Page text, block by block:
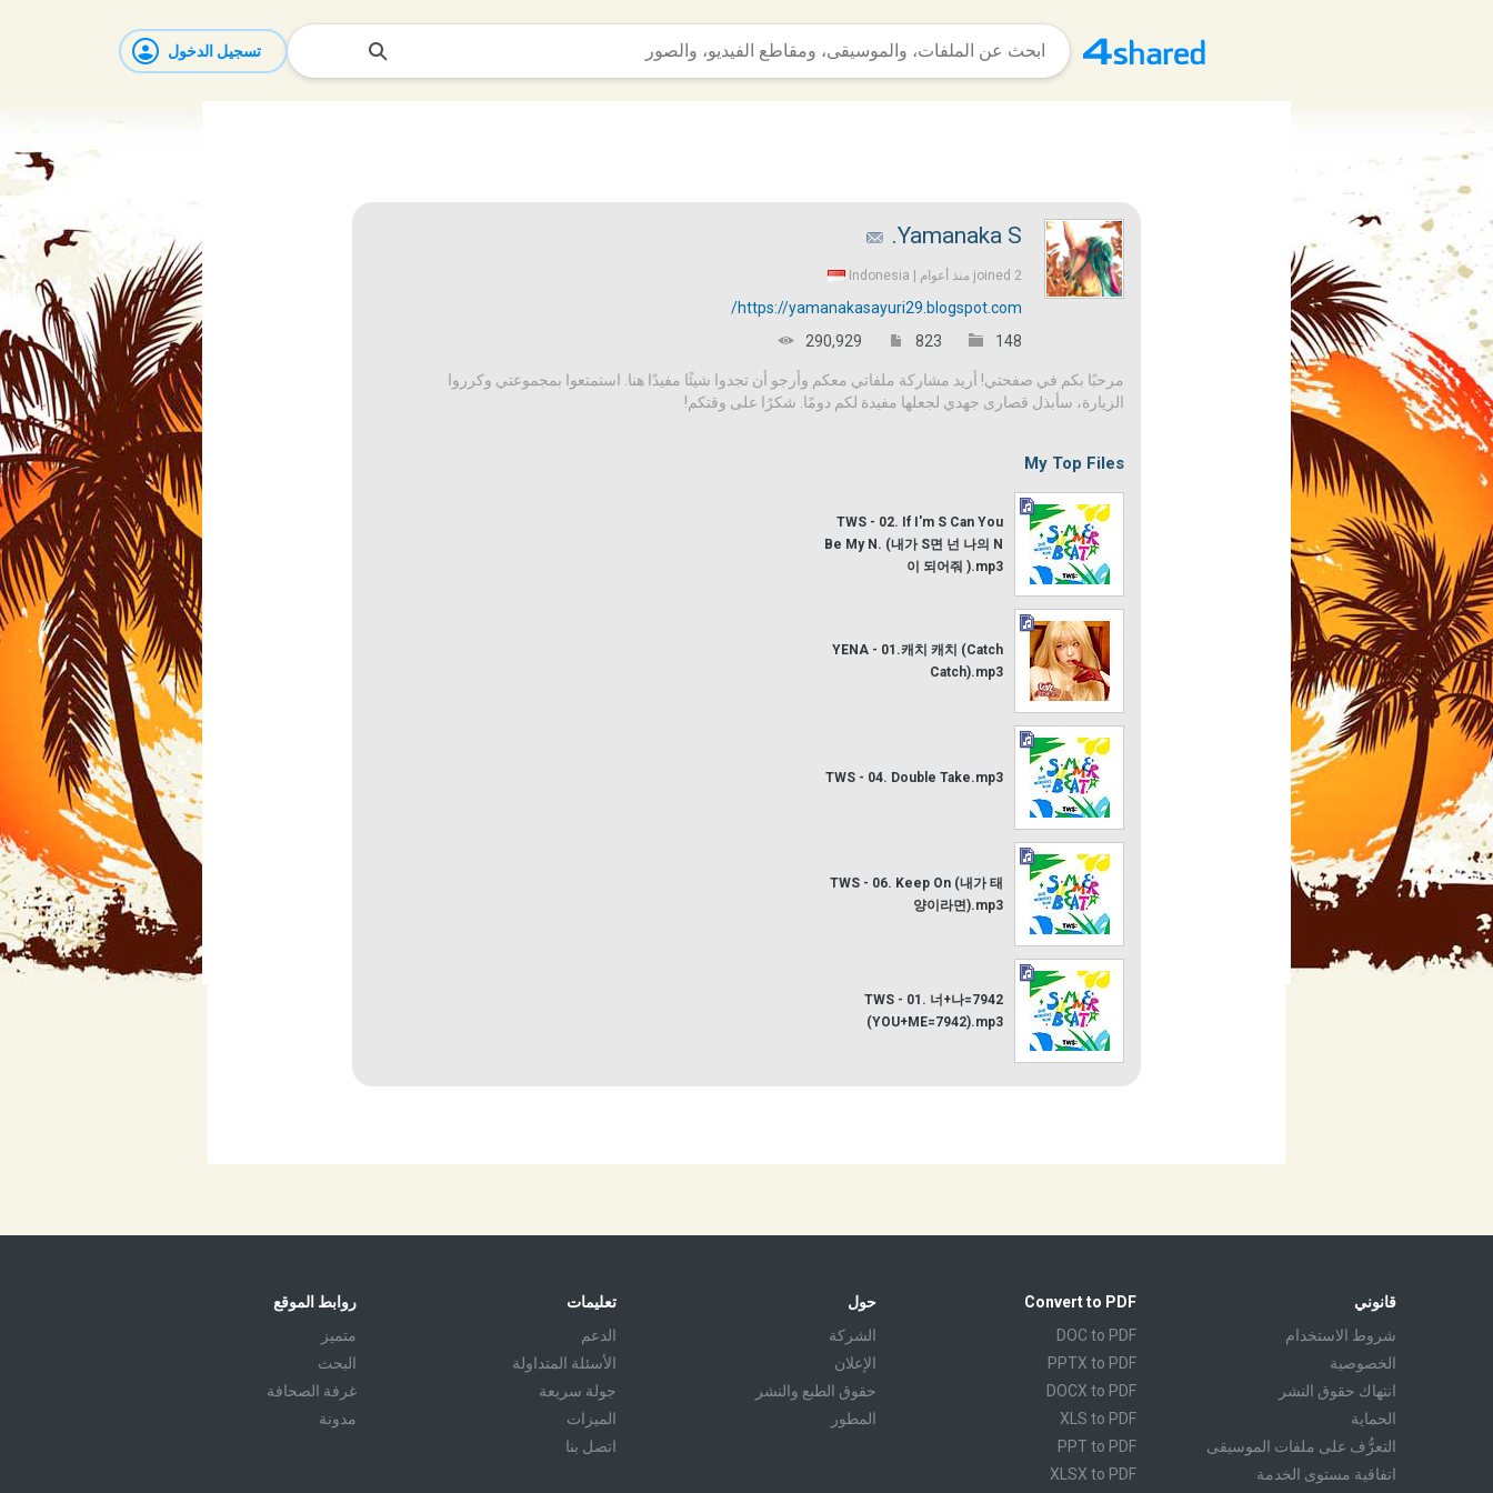
تسجيل الدخول
Yamanaka S.
joined 2 منذ أعوام | Indonesia
https://yamanakasayuri29.blogspot.com/
148
823
290,929
مرحبًا بكم في صفحتي! أريد مشاركة ملفاتي معكم وأرجو أن تجدوا شيئًا مفيدًا هنا. استمتعوا بمجموعتي وكرروا
الزيارة، سأبذل قصارى جهدي لجعلها مفيدة لكم دومًا. شكرًا على وقتكم!
My Top Files
TWS - 02. If I'm S Can You
Be My N. (내가 S면 넌 나의 N
이 되어줘 ).mp3
YENA - 01.캐치 캐치 (Catch
Catch).mp3
TWS - 04. Double Take.mp3
TWS - 06. Keep On (내가 태
양이라면).mp3
TWS - 01. 너+나=7942
(YOU+ME=7942).mp3
روابط الموقع
متميز
البحث
غرفة الصحافة
مدونة
تعليمات
الدعم
الأسئلة المتداولة
جولة سريعة
الميزات
اتصل بنا
حول
الشركة
الإعلان
حقوق الطبع والنشر
المطور
Convert to PDF
DOC to PDF
PPTX to PDF
DOCX to PDF
XLS to PDF
PPT to PDF
XLSX to PDF
قانوني
شروط الاستخدام
الخصوصية
انتهاك حقوق النشر
الحماية
التعرُّف على ملفات الموسيقى
اتفاقية مستوى الخدمة